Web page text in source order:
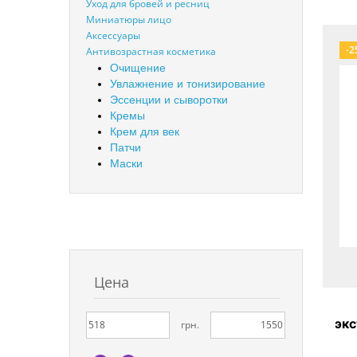
Уход для бровей и ресниц
Миниатюры лицо
Аксессуары
Антивозрастная косметика
Очищение
Увлажнение и тонизирование
Эссенции и сыворотки
Кремы
Крем для век
Патчи
Маски
Цена
грн.
-